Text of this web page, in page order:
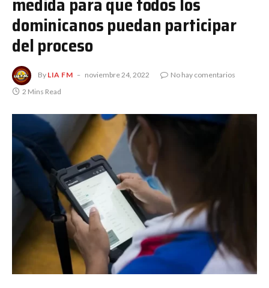
dominicanos puedan participar
del proceso
By LIA FM noviembre 24, 2022
No hay comentarios
2 Mins Read